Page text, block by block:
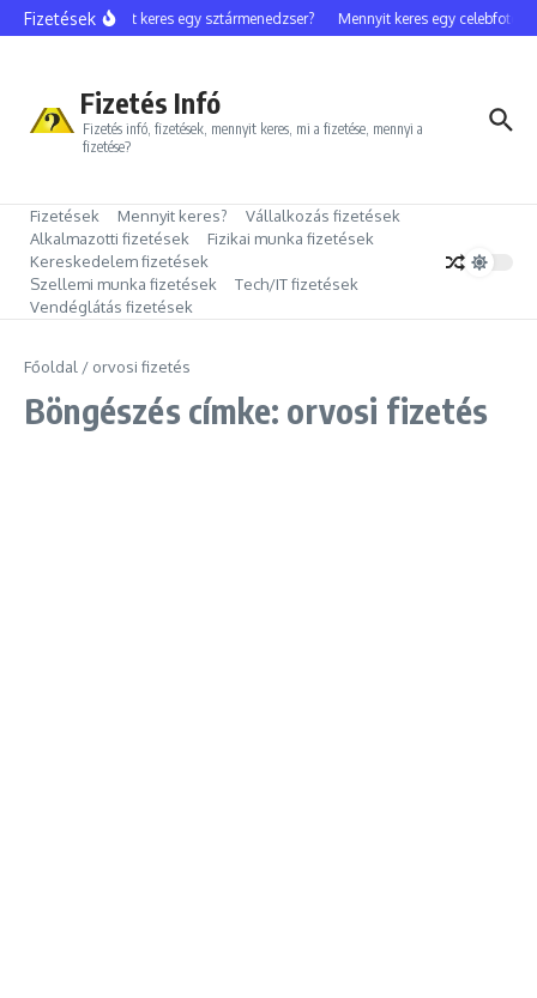
Ugrás a tartalomhoz
FizetésekMennyit keres egy sztármenedzser? Mennyit keres egy celebfotós?
Fizetés Infó
Fizetés infó, fizetések, mennyit keres, mi a fizetése, mennyi a
fizetése?
Fizetések Mennyit keres?
Vállalkozás fizetések
Alkalmazotti fizetések
Fizikai munka fizetések
Kereskedelem fizetések
Szellemi munka fizetések
Tech/IT fizetések
Vendéglátás fizetések
Főoldal / orvosi fizetés
Böngészés címke: orvosi fizetés